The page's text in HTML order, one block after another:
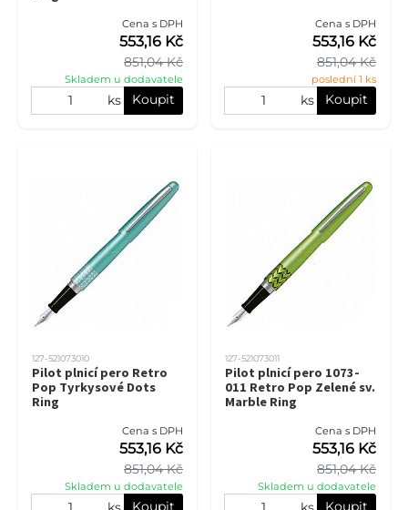
Cena s DPH
851,04 Kč
553,16 Kč
Skladem u dodavatele
ks Koupit
Cena s DPH
851,04 Kč
553,16 Kč
poslední 1 ks
ks Koupit
127-521073010
Pilot plnicí pero Retro
Pop Tyrkysové Dots
Ring
Cena s DPH
851,04 Kč
553,16 Kč
Skladem u dodavatele
Koupit
127-521073011
Pilot plnicí pero 1073-
011 Retro Pop Zelené sv.
Marble Ring
Cena s DPH
851,04 Kč
553,16 Kč
Skladem u dodavatele
Koupit